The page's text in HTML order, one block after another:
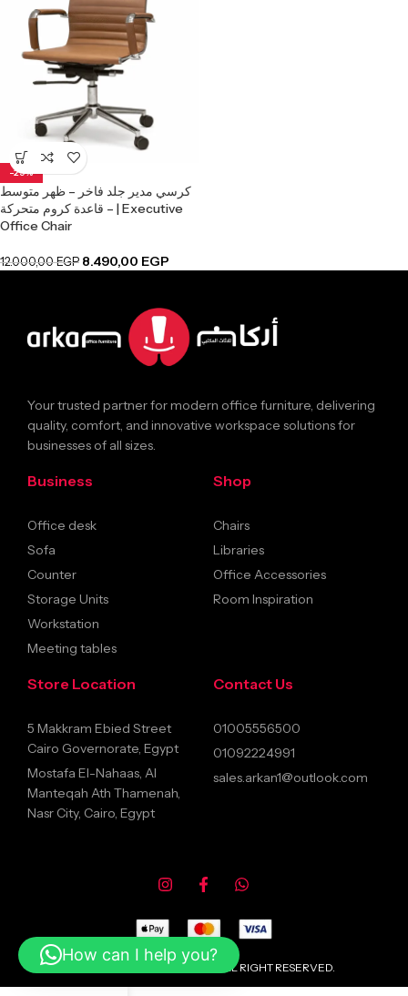
-29%
كرسي مدير جلد فاخر – ظهر متوسط
– قاعدة كروم متحركة | Executive
Office Chair
12.000,00EGP 8.490,00 EGP
Your trusted partner for modern office furniture, delivering
quality, comfort, and innovative workspace solutions for
businesses of all sizes.
Business
Office desk
Sofa
Counter
Storage Units
Workstation
Meeting tables
Shop
Chairs
Libraries
Office Accessories
Room Inspiration
Store Location
5 Makkram Ebied Street
Cairo Governorate, Egypt
Mostafa El-Nahaas, Al
Manteqah Ath Thamenah,
Nasr City, Cairo, Egypt
Contact Us
01005556500
01092224991
sales.arkan1@outlook.com
© 2026 ARKANFURNITURE ALL RIGHT RESERVED.
How can I help you?